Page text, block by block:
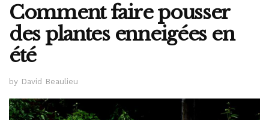
Comment faire pousser
des plantes enneigées en
été
by David Beaulieu